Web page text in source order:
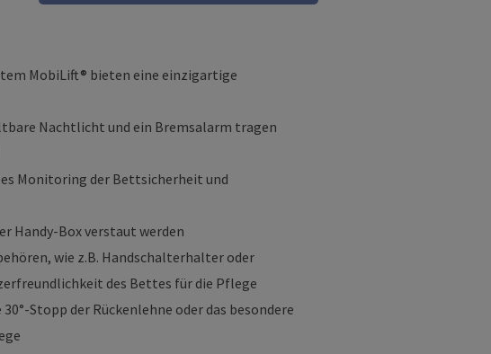
MobiLift® bieten eine einzigartige
Nachtlicht und ein Bremsalarm tragen
Monitoring der Bettsicherheit und
Handy-Box verstaut werden
wie z.B. Handschalterhalter oder
des Bettes für die Pflege
Stopp der Rückenlehne oder das besondere